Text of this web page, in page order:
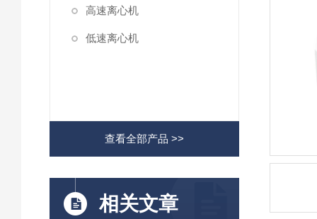
高速离心机
低速离心机
查看全部产品 >>
相关文章